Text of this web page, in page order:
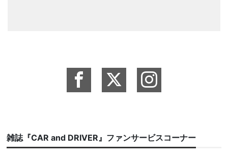
雑誌『CAR and DRIVER』ファンサービスコーナー